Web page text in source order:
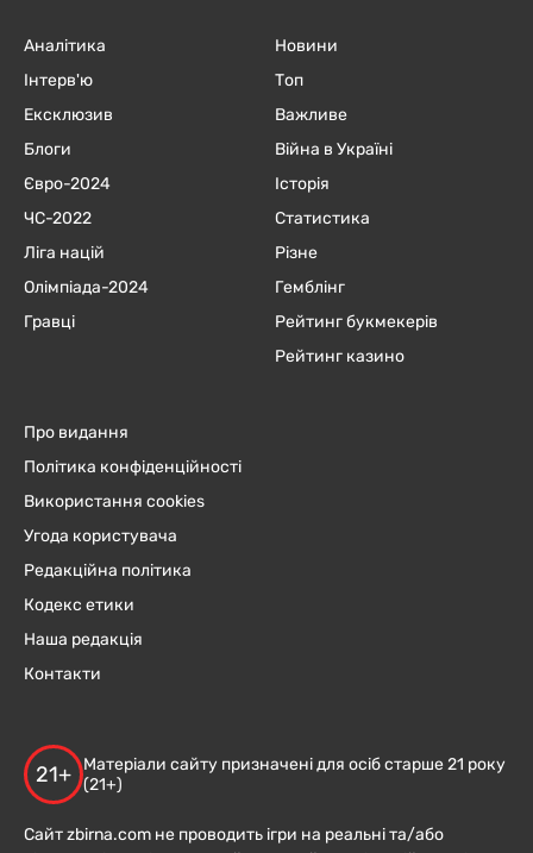
Аналітика
Інтерв'ю
Ексклюзив
Блоги
Євро-2024
ЧC-2022
Ліга націй
Олімпіада-2024
Гравці
Новини
Топ
Важливе
Війна в Україні
Історія
Статистика
Різне
Гемблінг
Рейтинг букмекерів
Рейтинг казино
Про видання
Політика конфіденційності
Використання cookies
Угода користувача
Редакційна політика
Кодекс етики
Наша редакція
Контакти
21+
Матеріали сайту призначені для осіб старше 21 року
(21+)
Сайт zbirna.com не проводить ігри на реальні та/або